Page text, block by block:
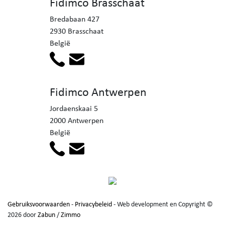
vandaag nog contact op (0478.65.04.73) voor meer
informatie en om een afspraak in te plannen!
Bredabaan 427
2930 Brasschaat
België
Fidimco Antwerpen
Jordaenskaai 5
2000 Antwerpen
België
Gebruiksvoorwaarden- Privacybeleid- Web development en Copyright ©
2026 doorZabun/Zimmo